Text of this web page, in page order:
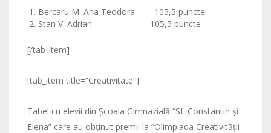
Bercaru M. Ana Teodora 105,5 puncte
Stan V. Adrian 105,5 puncte
[/tab_item]
[tab_item title=”Creativitate”]
Tabel cu elevii din Şcoala Gimnazială “Sf. Constantin şi
Elena” care au obţinut premii la “Olimpiada Creativităţii-